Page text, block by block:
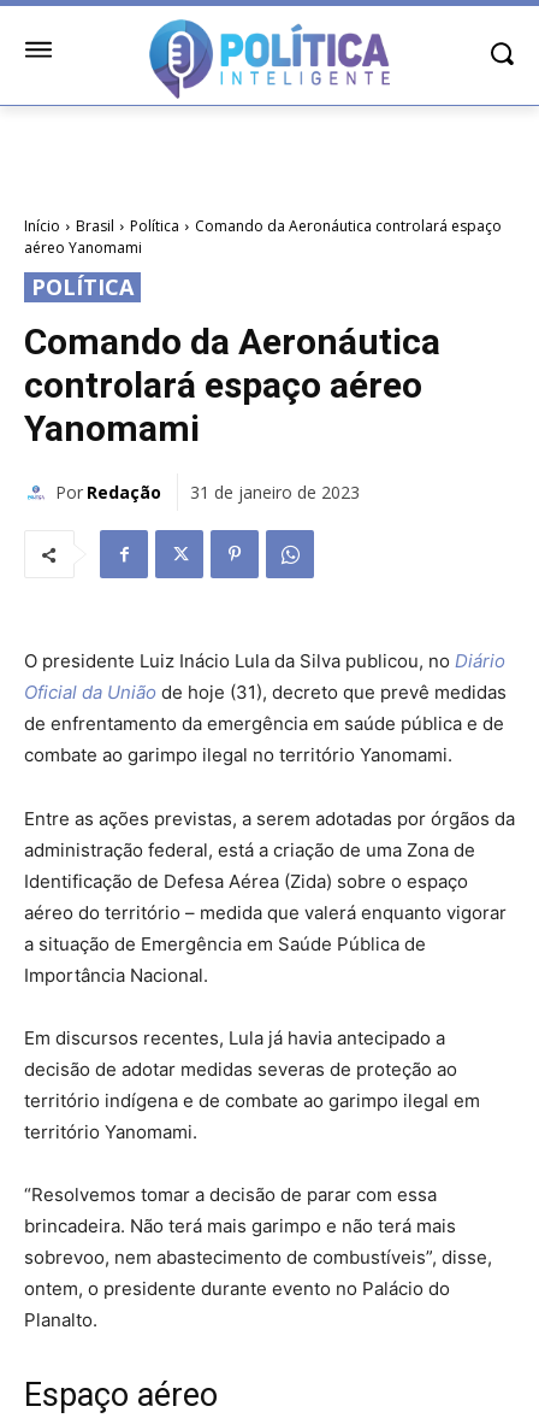
Início Brasil Política
Comando da Aeronáutica controlará espaço
aéreo Yanomami
POLÍTICA
Comando da Aeronáutica
controlará espaço aéreo
Yanomami
Por Redação 31 de janeiro de 2023
O presidente Luiz Inácio Lula da Silva publicou, no Diário
Oficial da União de hoje (31), decreto que prevê medidas
de enfrentamento da emergência em saúde pública e de
combate ao garimpo ilegal no território Yanomami.
Entre as ações previstas, a serem adotadas por órgãos da
administração federal, está a criação de uma Zona de
Identificação de Defesa Aérea (Zida) sobre o espaço
aéreo do território – medida que valerá enquanto vigorar
a situação de Emergência em Saúde Pública de
Importância Nacional.
Em discursos recentes, Lula já havia antecipado a
decisão de adotar medidas severas de proteção ao
território indígena e de combate ao garimpo ilegal em
território Yanomami.
“Resolvemos tomar a decisão de parar com essa
brincadeira. Não terá mais garimpo e não terá mais
sobrevoo, nem abastecimento de combustíveis”, disse,
ontem, o presidente durante evento no Palácio do
Planalto.
Espaço aéreo